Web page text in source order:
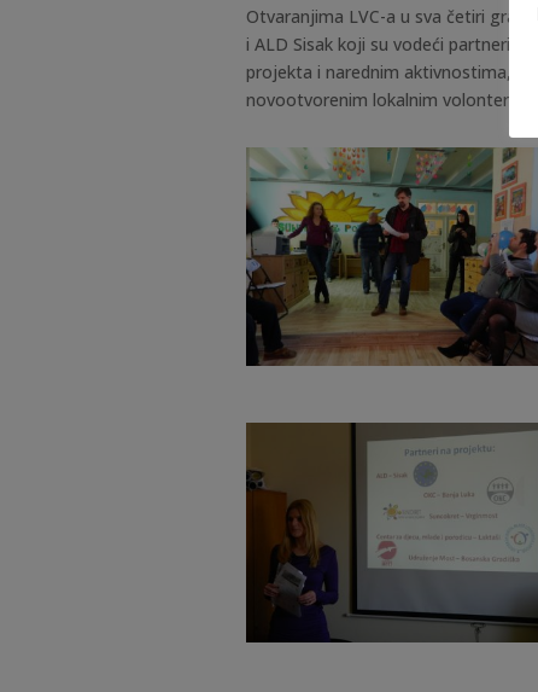
Otvaranjima LVC-a u sva četiri
i ALD Sisak koji su vodeći partneri
projekta i narednim aktivnostima,
novootvorenim lokalnim